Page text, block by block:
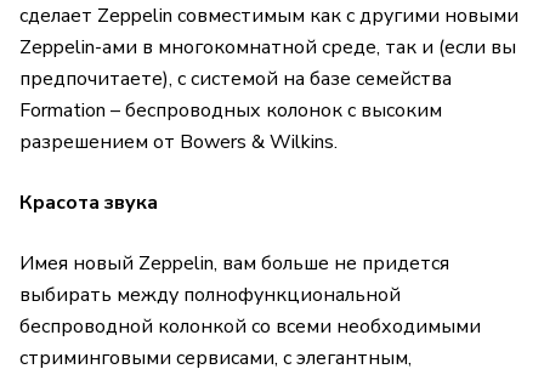
сделает Zeppelin совместимым как с другими новыми
Zeppelin-ами в многокомнатной среде, так и (если вы
предпочитаете), с системой на базе семейства
Formation – беспроводных колонок с высоким
разрешением от Bowers & Wilkins.
Красота звука
Имея новый Zeppelin, вам больше не придется
выбирать между полнофункциональной
беспроводной колонкой со всеми необходимыми
стриминговыми сервисами, с элегантным,